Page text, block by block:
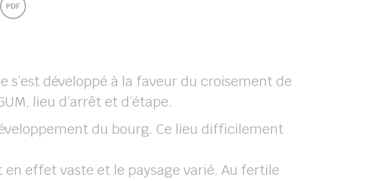
développé à la faveur du croisement de
lieu d’arrêt et d’étape.
du bourg. Ce lieu difficilement
effet vaste et le paysage varié. Au fertile